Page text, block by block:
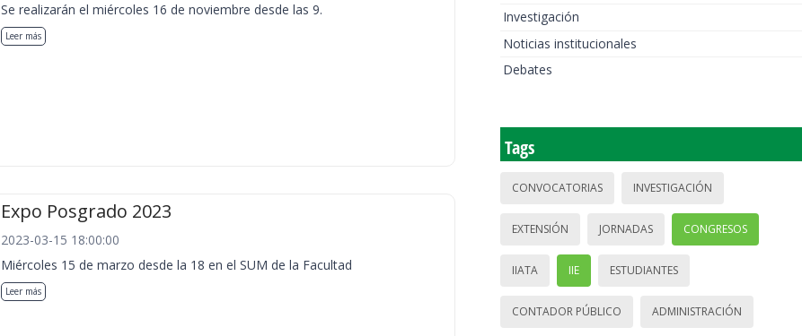
Se realizarán el miércoles 16 de noviembre desde las 9.
Leer más
Expo Posgrado 2023
2023-03-15 18:00:00
Miércoles 15 de marzo desde la 18 en el SUM de la Facultad
Leer más
Investigación
Noticias institucionales
Debates
Tags
CONVOCATORIAS INVESTIGACIÓN
EXTENSIÓN JORNADAS CONGRESOS
IIATA IIE ESTUDIANTES
CONTADOR PÚBLICO ADMINISTRACIÓN